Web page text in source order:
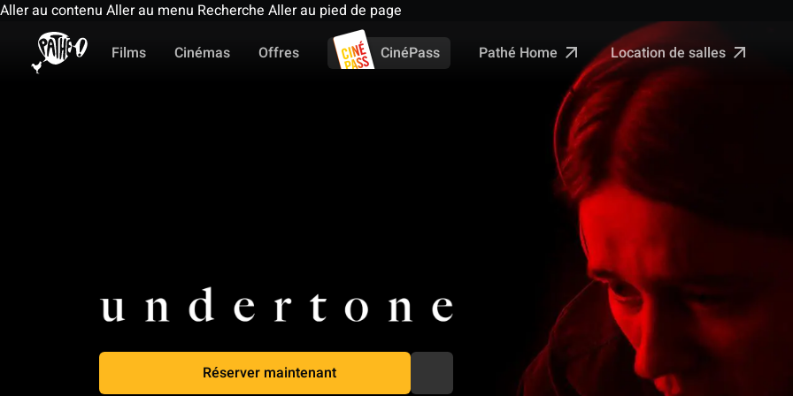
Aller au contenu Aller au menu Recherche Aller au pied de page
Films
Cinémas Offres CinéPass Pathé Home Location de salles
Réserver maintenant